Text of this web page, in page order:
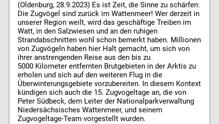
(Oldenburg, 28.9.2023) Es ist Zeit, die Sinne zu schärfen:
Die Zugvögel sind zurück im Wattenmeer! Wer derzeit in
unserer Region weilt, wird das geschäftige Treiben im
Watt, in den Salzwiesen und an den ruhigen
Strandabschnitten wohl schon bemerkt haben. Millionen
von Zugvögeln haben hier Halt gemacht, um sich von
ihrer anstrengenden Reise aus den bis zu
5000 Kilometer entfernten Brutgebieten in der Arktis zu
erholen und sich auf den weiteren Flug in die
Überwinterungsgebiete vorzubereiten. In diesem Kontext
kündigen sich auch die 15. Zugvogeltage an, die von
Peter Südbeck, dem Leiter der Nationalparkverwaltung
Niedersächsisches Wattenmeer, und seinem
Zugvogeltage-Team vorgestellt wurden.